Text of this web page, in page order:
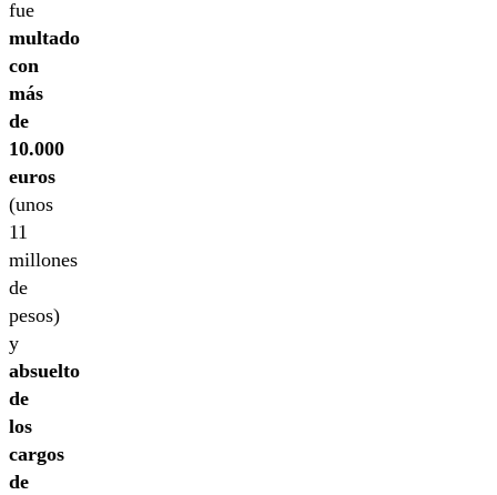
fue
multado
con
más
de
10.000
euros
(unos
11
millones
de
pesos)
y
absuelto
de
los
cargos
de